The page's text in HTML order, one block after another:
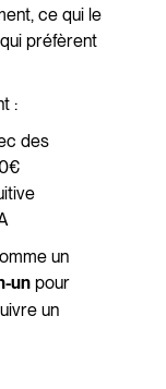
ce qui le
préfèrent
:
des
un
un pour
un